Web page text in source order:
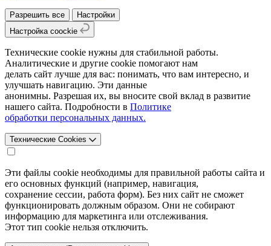
Разрешить все
Настройки
Настройка coockie
Технические cookie нужны для стабильной работы.
Аналитические и другие cookie помогают нам
делать сайт лучше для вас: понимать, что вам интересно, и
улучшать навигацию. Эти данные
анонимны. Разрешая их, вы вносите свой вклад в развитие
нашего сайта. Подробности в Политике
обработки персональных данных.
Технические Cookies
Эти файлы cookie необходимы для правильной работы сайта и
его основных функций (например, навигация,
сохранение сессии, работа форм). Без них сайт не сможет
функционировать должным образом. Они не собирают
информацию для маркетинга или отслеживания.
Этот тип cookie нельзя отключить.